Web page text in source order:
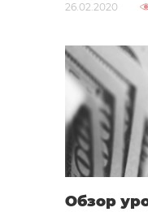
26.02.2020
Обзор